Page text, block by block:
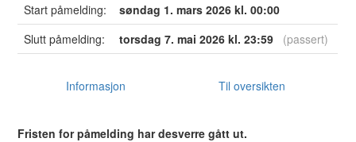
Start påmelding:
søndag 1. mars 2026 kl. 00:00
Slutt påmelding:
torsdag 7. mai 2026 kl. 23:59 (passert)
Informasjon Til oversikten
Fristen for påmelding har desverre gått ut.